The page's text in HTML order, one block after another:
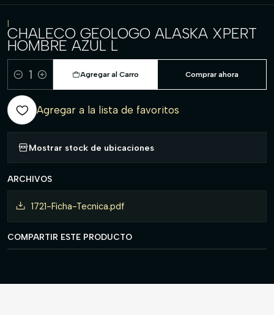
|
CHALECO GEOLOGO ALASKA XPERT
HOMBRE AZUL L
Cantidad
Agregar al Carro Comprar ahora
Agregar a la lista de favoritos
Mostrar stock de ubicaciones
ARCHIVOS
1721-Ficha-Tecnica.pdf
COMPARTIR ESTE PRODUCTO